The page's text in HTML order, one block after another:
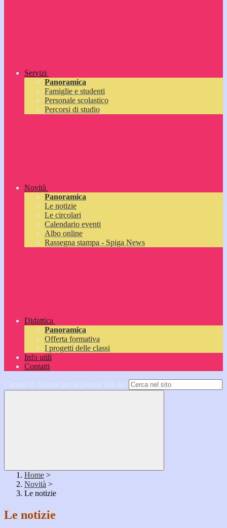
Servizi
Panoramica
Famiglie e studenti
Personale scolastico
Percorsi di studio
Novità
Panoramica
Le notizie
Le circolari
Calendario eventi
Albo online
Rassegna stampa - Spiga News
Didattica
Panoramica
Offerta formativa
I progetti delle classi
Info utili
Contatti
Home >
Novità >
Le notizie
Le notizie